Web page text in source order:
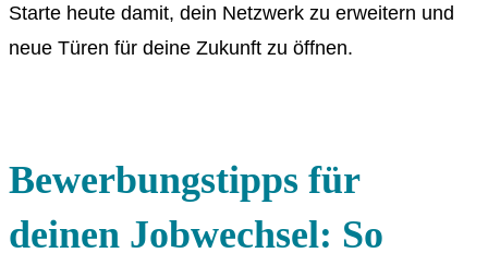
Starte heute damit, dein Netzwerk zu erweitern und
neue Türen für deine Zukunft zu öffnen.
Bewerbungstipps für
deinen Jobwechsel: So